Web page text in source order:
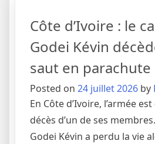
Côte d’Ivoire : le
Godei Kévin
saut en parachute
Posted on 24 juillet 2026 by
En Côte d’Ivoire, l’armée
décès d’un de ses
Godei Kévin a perdu la vie